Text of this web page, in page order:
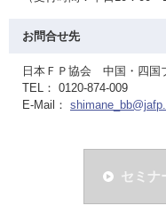
お問合せ先
日本ＦＰ協会 中国・四国
TEL： 0120-874-009
E-Mail：
セミナ